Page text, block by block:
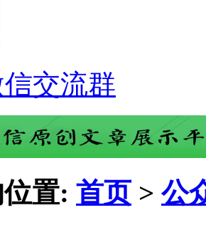
交流群
置: 首页 > 公